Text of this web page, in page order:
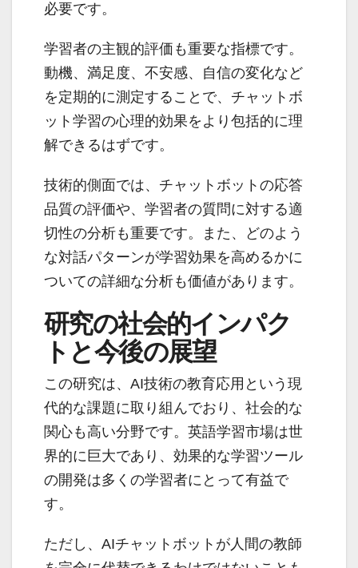
必要です。
学習者の主観的評価も重要な指標です。
動機、満足度、不安感、自信の変化など
を定期的に測定することで、チャットボ
ット学習の心理的効果をより包括的に理
解できるはずです。
技術的側面では、チャットボットの応答
品質の評価や、学習者の質問に対する適
切性の分析も重要です。また、どのよう
な対話パターンが学習効果を高めるかに
ついての詳細な分析も価値があります。
研究の社会的インパク
トと今後の展望
この研究は、AI技術の教育応用という現
代的な課題に取り組んでおり、社会的な
関心も高い分野です。英語学習市場は世
界的に巨大であり、効果的な学習ツール
の開発は多くの学習者にとって有益で
す。
ただし、AIチャットボットが人間の教師